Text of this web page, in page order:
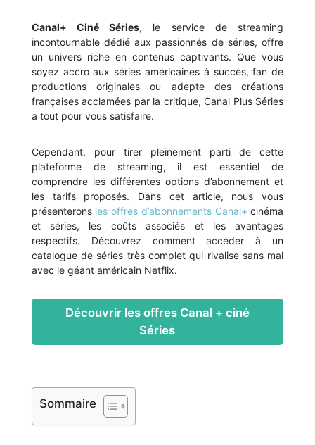
Canal+ Ciné Séries, le service de streaming
incontournable dédié aux passionnés de séries, offre
un univers riche en contenus captivants. Que vous
soyez accro aux séries américaines à succès, fan de
productions originales ou adepte des créations
françaises acclamées par la critique, Canal Plus Séries
a tout pour vous satisfaire.
Cependant, pour tirer pleinement parti de cette
plateforme de streaming, il est essentiel de
comprendre les différentes options d’abonnement et
les tarifs proposés. Dans cet article, nous vous
présenterons les offres d’abonnements Canal+ cinéma
et séries, les coûts associés et les avantages
respectifs. Découvrez comment accéder à un
catalogue de séries très complet qui rivalise sans mal
avec le géant américain Netflix.
Découvrir les offres Canal + ciné
Séries
Sommaire